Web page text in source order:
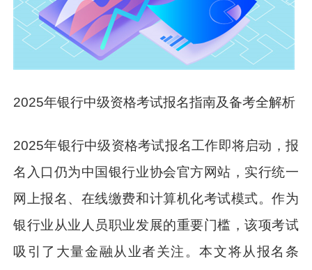
2025年银行中级资格考试报名指南及备考全解析
2025年银行中级资格考试报名工作即将启动，报
名入口仍为中国银行业协会官方网站，实行统一
网上报名、在线缴费和计算机化考试模式。作为
银行业从业人员职业发展的重要门槛，该项考试
吸引了大量金融从业者关注。本文将从报名条